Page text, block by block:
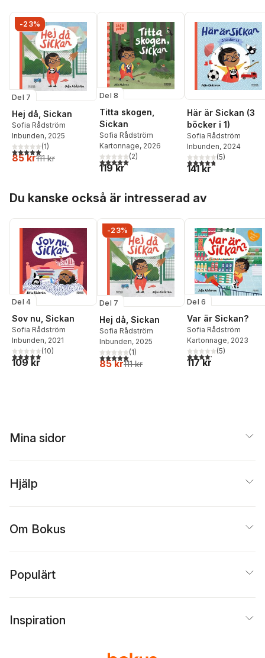
-23%
Del 7
Hej då, Sickan
Sofia Rådström
Inbunden, 2025
5,0utav 5 stjärnor. Totalt antal röster:
(1)
85 kr111 kr
Del 8
Titta skogen,
Sickan
Sofia Rådström
Kartonnage, 2026
5,0utav 5 stjärnor. Totalt antal röster:
(2)
119 kr
Här är Sickan (3
böcker i 1)
Sofia Rådström
Inbunden, 2024
4,8utav 5 stjärnor.
(5)
141 kr
Du kanske också är intresserad av
Del 4
Sov nu, Sickan
Sofia Rådström
Inbunden, 2021
4,9utav 5 stjärnor. Totalt antal röster:
(10)
109 kr
-23%
Del 7
Hej då, Sickan
Sofia Rådström
Inbunden, 2025
5,0utav 5 stjärnor. Totalt antal röster:
(1)
85 kr111 kr
Del 6
Var är Sickan?
Sofia Rådström
Kartonnage, 2023
4,2utav 5 stjärnor.
(5)
117 kr
Mina sidor
Hjälp
Om Bokus
Populärt
Inspiration